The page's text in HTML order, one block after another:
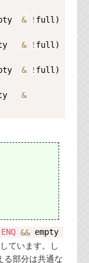
& !
& !
& !
&
ENQ &&
ています。し
る部分は共通な